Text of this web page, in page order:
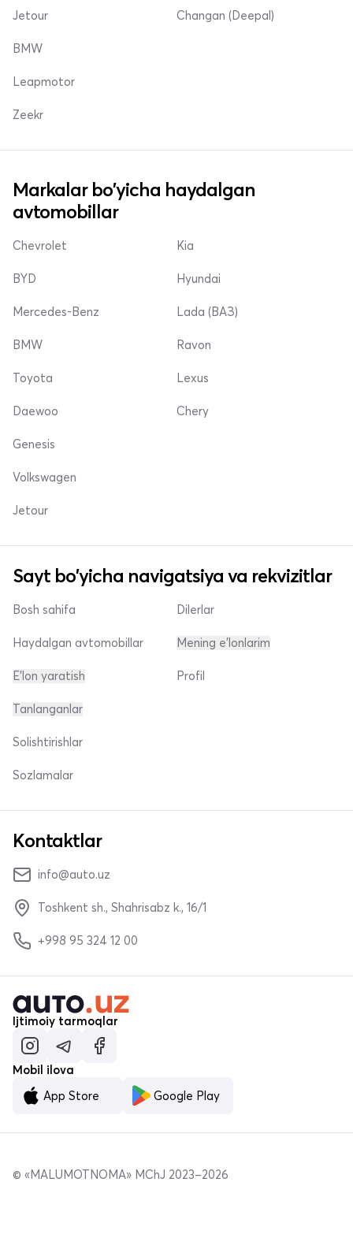
Jetour Changan (Deepal)
BMW
Leapmotor
Zeekr
Markalar bo'yicha haydalgan
avtomobillar
Chevrolet
BYD
Mercedes-Benz
Kia
Hyundai
Lada (ВАЗ)
BMW
Toyota
Daewoo
Ravon
Lexus
Chery
Genesis
Volkswagen
Jetour
Sayt bo'yicha navigatsiya va rekvizitlar
Bosh sahifa
Haydalgan avtomobillar
E'lon yaratish
Dilerlar
Mening e'lonlarim
Profil
Tanlanganlar
Solishtirishlar
Sozlamalar
Kontaktlar
info@auto.uz
Toshkent sh., Shahrisabz k., 16/1
+998 95 324 12 00
Ijtimoiy tarmoqlar
Mobil ilova
App Store
Google Play
© «MALUMOTNOMA» MChJ 2023–2026